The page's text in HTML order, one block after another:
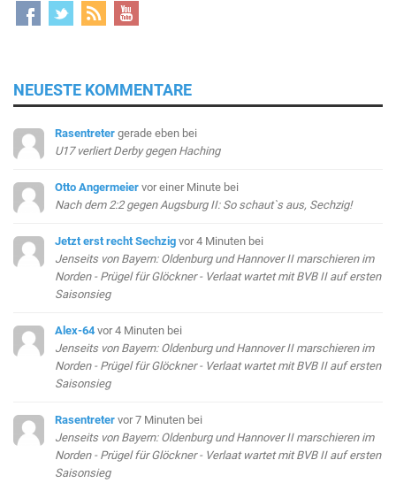
NEUESTE KOMMENTARE
Rasentreter gerade eben bei
U17 verliert Derby gegen Haching
Otto Angermeier vor einer Minute bei
Nach dem 2:2 gegen Augsburg II: So schaut`s aus, Sechzig!
Jetzt erst recht Sechzig vor 4 Minuten bei
Jenseits von Bayern: Oldenburg und Hannover II marschieren im
Norden - Prügel für Glöckner - Verlaat wartet mit BVB II auf ersten
Saisonsieg
Alex-64 vor 4 Minuten bei
Jenseits von Bayern: Oldenburg und Hannover II marschieren im
Norden - Prügel für Glöckner - Verlaat wartet mit BVB II auf ersten
Saisonsieg
Rasentreter vor 7 Minuten bei
Jenseits von Bayern: Oldenburg und Hannover II marschieren im
Norden - Prügel für Glöckner - Verlaat wartet mit BVB II auf ersten
Saisonsieg